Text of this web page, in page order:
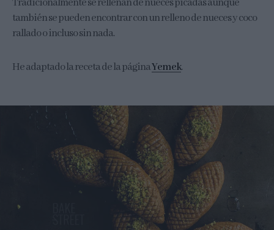
también se pueden encontrar con un relleno de nueces y coco
rallado o incluso sin nada.
He adaptado la receta de la páginaYemek.